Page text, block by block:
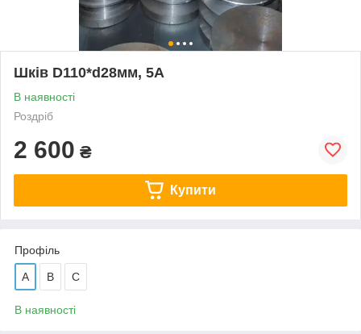
Шків D110*d28мм, 5А
В наявності
Роздріб
2 600 ₴
Купити
Профіль
А В С
В наявності